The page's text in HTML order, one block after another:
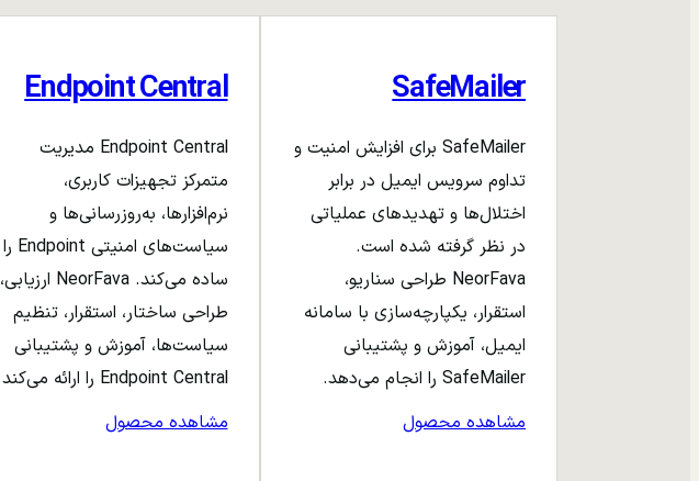
SafeMailer
SafeMailer برای افزایش امنیت و
تداوم سرویس ایمیل در برابر
اختلال‌ها و تهدیدهای عملیاتی
در نظر گرفته شده است.
NeorFava طراحی سناریو،
استقرار، یکپارچه‌سازی با سامانه
ایمیل، آموزش و پشتیبانی
SafeMailer را انجام می‌دهد.
مشاهده محصول
Endpoint Central
Endpoint Central مدیریت
متمرکز تجهیزات کاربری،
نرم‌افزارها، به‌روزرسانی‌ها و
سیاست‌های امنیتی Endpoint را
ساده می‌کند. NeorFava ارزیابی،
طراحی ساختار، استقرار، تنظیم
سیاست‌ها، آموزش و پشتیبانی
Endpoint Central را ارائه می‌کند.
مشاهده محصول